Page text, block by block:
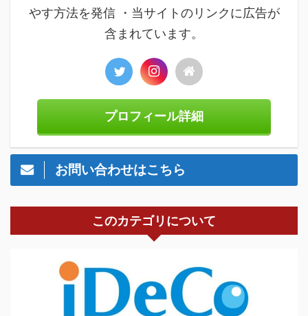
やす方法を発信 ・当サイトのリンクに広告が
含まれています。
プロフィール詳細
お問い合わせはこちら
このカテゴリについて